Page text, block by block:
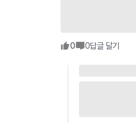
0 0답글 달기